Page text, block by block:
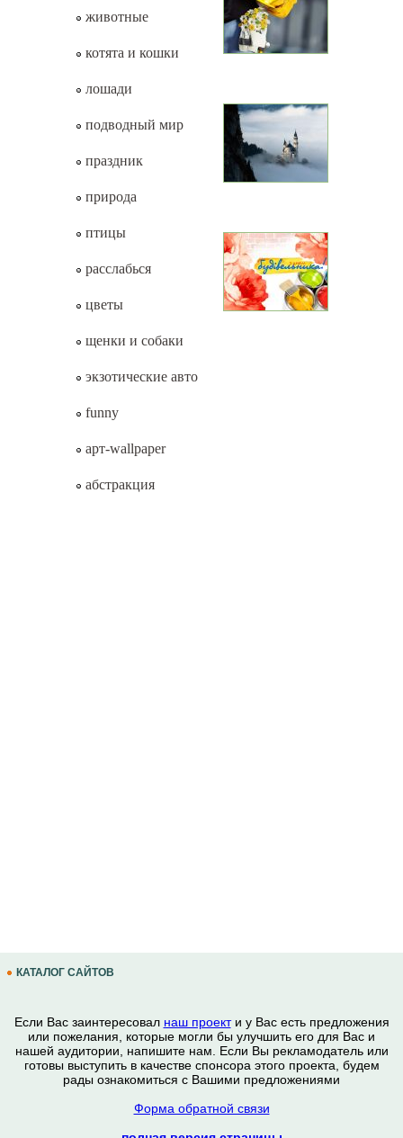
животные
котята и кошки
лошади
подводный мир
праздник
природа
птицы
расслабься
цветы
щенки и собаки
экзотические авто
funny
арт-wallpaper
абстракция
КАТАЛОГ САЙТОВ
Если Вас заинтересовал наш проекти у Вас есть предложения
или пожелания, которые могли бы улучшить его для Вас и
нашей аудитории, напишите нам. Если Вы рекламодатель или
готовы выступить в качестве спонсора этого проекта, будем
рады ознакомиться с Вашими предложениями
Форма обратной связи